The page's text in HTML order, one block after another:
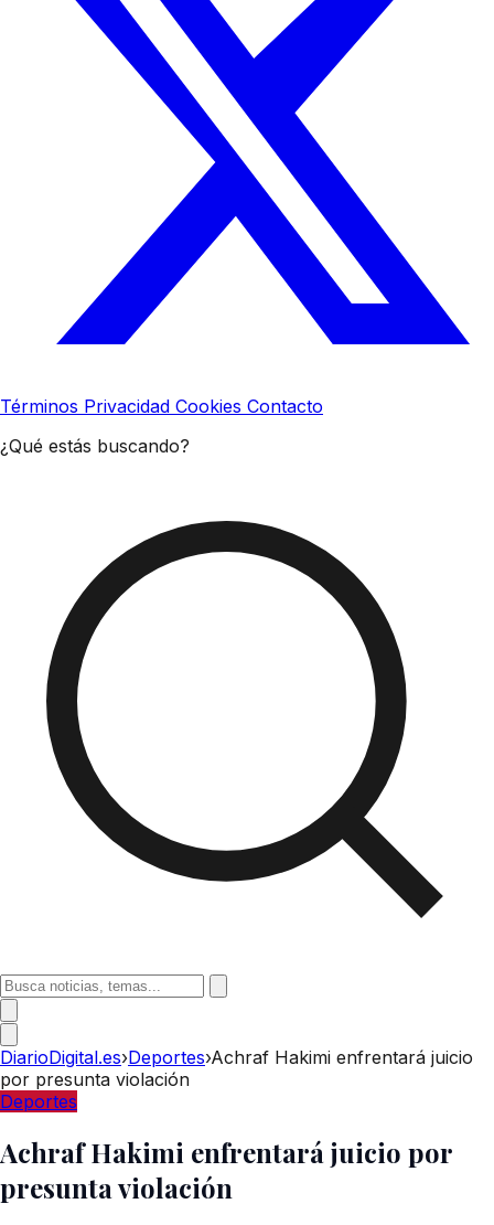
Términos Privacidad Cookies Contacto
¿Qué estás buscando?
DiarioDigital.es›Deportes›Achraf Hakimi enfrentará juicio
por presunta violación
Deportes
Achraf Hakimi enfrentará juicio por
presunta violación